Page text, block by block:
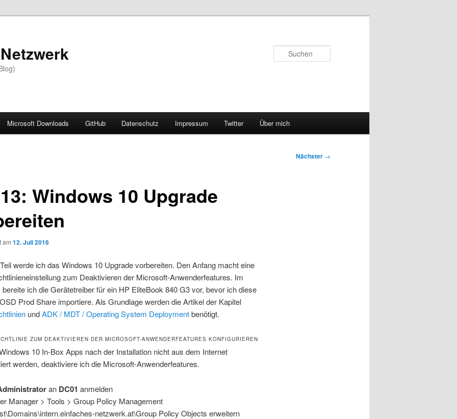
Microsoft Downloads GitHub Datenschutz Impressum Twitter Über mich
Nächster →
Windows 10 Upgrade
am 12. Juli 2016
werde ich das Windows 10 Upgrade vorbereiten. Den Anfang macht eine
zum Deaktivieren der Microsoft-Anwenderfeatures. Im
ich die Gerätetreiber für ein HP EliteBook 840 G3 vor, bevor ich diese
Prod Share importiere. Als Grundlage werden die Artikel der Kapitel
undADK / MDT / Operating System Deploymentbenötigt.
ZUM DEAKTIVIEREN DER MICROSOFT-ANWENDERFEATURES KONFIGURIEREN
10 In-Box Apps nach der Installation nicht aus dem Internet
werden, deaktiviere ich die Microsoft-Anwenderfeatures.
an DC01 anmelden
Manager > Tools > Group Policy Management
netzwerk.at\Group Policy Objects erweitern